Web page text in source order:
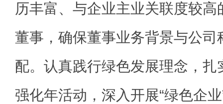
历丰富、与企业主业关联度较
董事，确保董事业务背景与公司
配。认真践行绿色发展理念，
强化年活动，深入开展“绿色企业